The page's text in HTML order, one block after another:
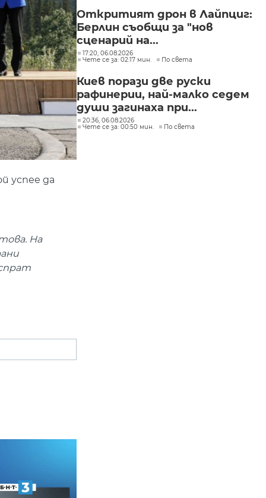
успее да
На
Откритият дрон в Лайпциг:
Берлин съобщи за "нов
сценарий на...
17:20, 06.08.2026
Чете се за: 02:17 мин.
По света
Киев порази две руски
рафинерии, най-малко седем
души загинаха при...
20:36, 06.08.2026
Чете се за: 00:50 мин.
По света